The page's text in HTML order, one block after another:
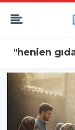
"henien